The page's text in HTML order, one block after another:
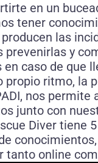
en un
tener
las
prevenirlas y
caso de que
propio ritmo, la
nos permite
junto con
Diver tiene
tanto online